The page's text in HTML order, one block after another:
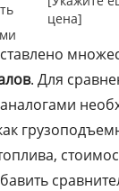
цена]
. Для